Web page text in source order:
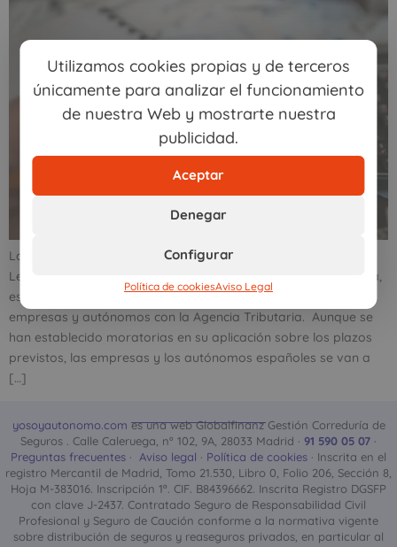
Utilizamos cookies propias y de terceros
únicamente para analizar el funcionamiento
de nuestra Web y mostrarte nuestra
publicidad.
Aceptar
Denegar
Configurar
Política de cookiesAviso Legal
Las facturas verificables son las grandes protagonistas de la
Ley Antifraude que comenzará a aplicarse en 2025. En esencia,
esta normativa exige conectar directamente la facturación de
empresas y autónomos con la Agencia Tributaria. Aunque se
han establecido moratorias en su aplicación sobre los plazos
previstos, las empresas y los autónomos españoles se van a
[…]
yosoyautonomo.com es una web Globalfinanz Gestión Correduría de
Seguros . Calle Caleruega, nº 102, 9A, 28033 Madrid · 91 590 05 07 ·
Preguntas frecuentes · Aviso legal · Política de cookies · Inscrita en el
registro Mercantil de Madrid, Tomo 21.530, Libro 0, Folio 206, Sección 8,
Hoja M-383016. Inscripción 1ª. CIF. B84396662. Inscrita Registro DGSFP
con clave J-2437. Contratado Seguro de Responsabilidad Civil
Profesional y Seguro de Caución conforme a la normativa vigente
sobre distribución de seguros y reaseguros privados, en particular al